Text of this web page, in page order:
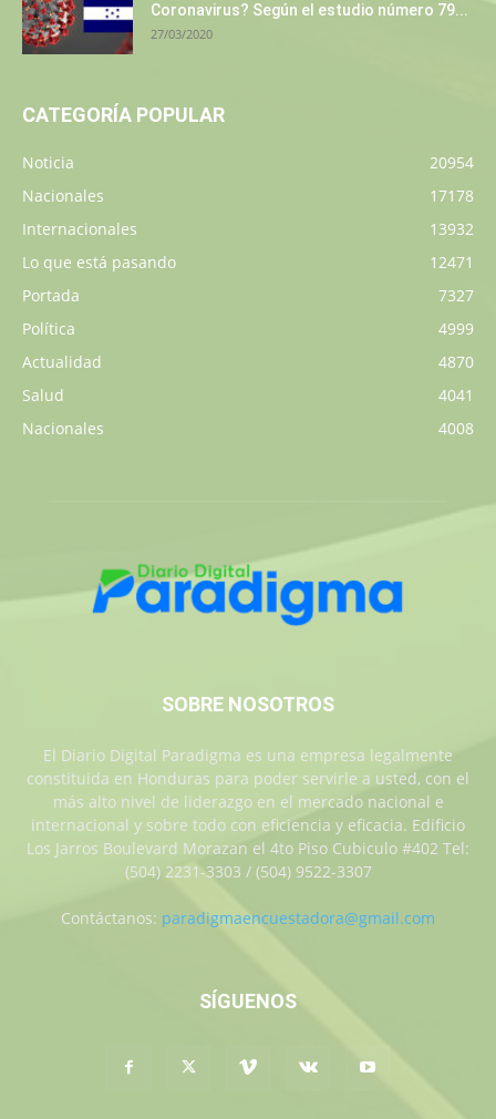
Coronavirus? Según el estudio número 79...
27/03/2020
CATEGORÍA POPULAR
Noticia
20954
Nacionales
17178
Internacionales
13932
Lo que está pasando
12471
Portada
7327
Política
4999
Actualidad
4870
Salud
4041
Nacionales
4008
SOBRE NOSOTROS
El Diario Digital Paradigma es una empresa legalmente
constituida en Honduras para poder servirle a usted, con el
más alto nivel de liderazgo en el mercado nacional e
internacional y sobre todo con eficiencia y eficacia. Edificio
Los Jarros Boulevard Morazan el 4to Piso Cubiculo #402 Tel:
(504) 2231-3303 / (504) 9522-3307
Contáctanos: paradigmaencuestadora@gmail.com
SÍGUENOS